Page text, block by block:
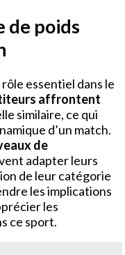
de poids
essentiel dans le
affrontent
similaire, ce qui
d’un match.
de
adapter leurs
de leur catégorie
les implications
les
ce sport.